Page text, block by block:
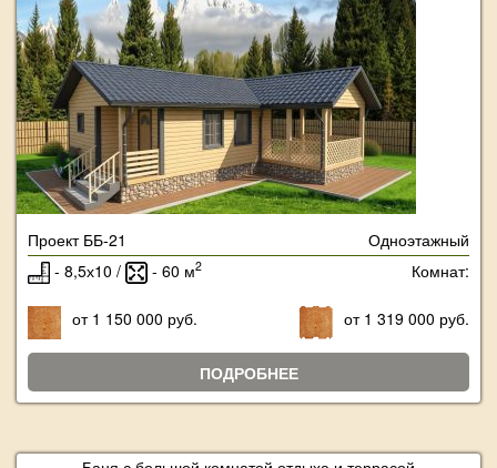
Проект ББ-21
Одноэтажный
- 8,5х10 /
- 60 м2 Комнат:
от 1 150 000 руб. от 1 319 000 руб.
ПОДРОБНЕЕ